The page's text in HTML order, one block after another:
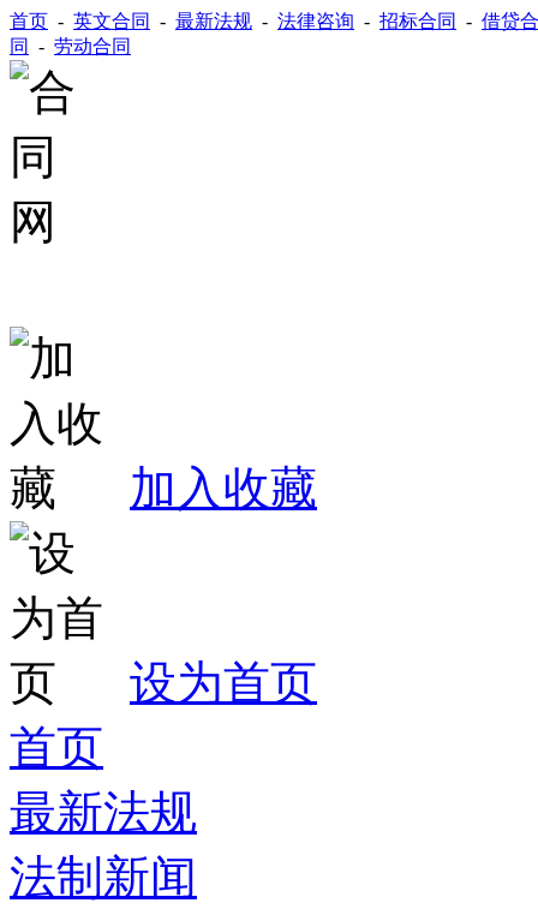
首页 - 英文合同 - 最新法规 - 法律咨询 - 招标合同 - 借贷
同
- 劳动合同
加入收藏
设为首页
首页
最新法规
法制新闻